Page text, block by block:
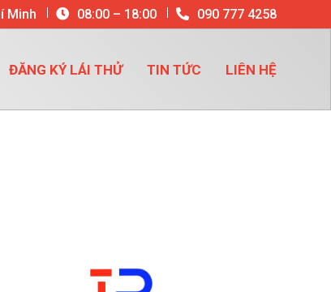
Minh 08:00 – 18:00 090 777 4258
ĐĂNG KÝ LÁI THỬ TIN TỨC LIÊN HỆ